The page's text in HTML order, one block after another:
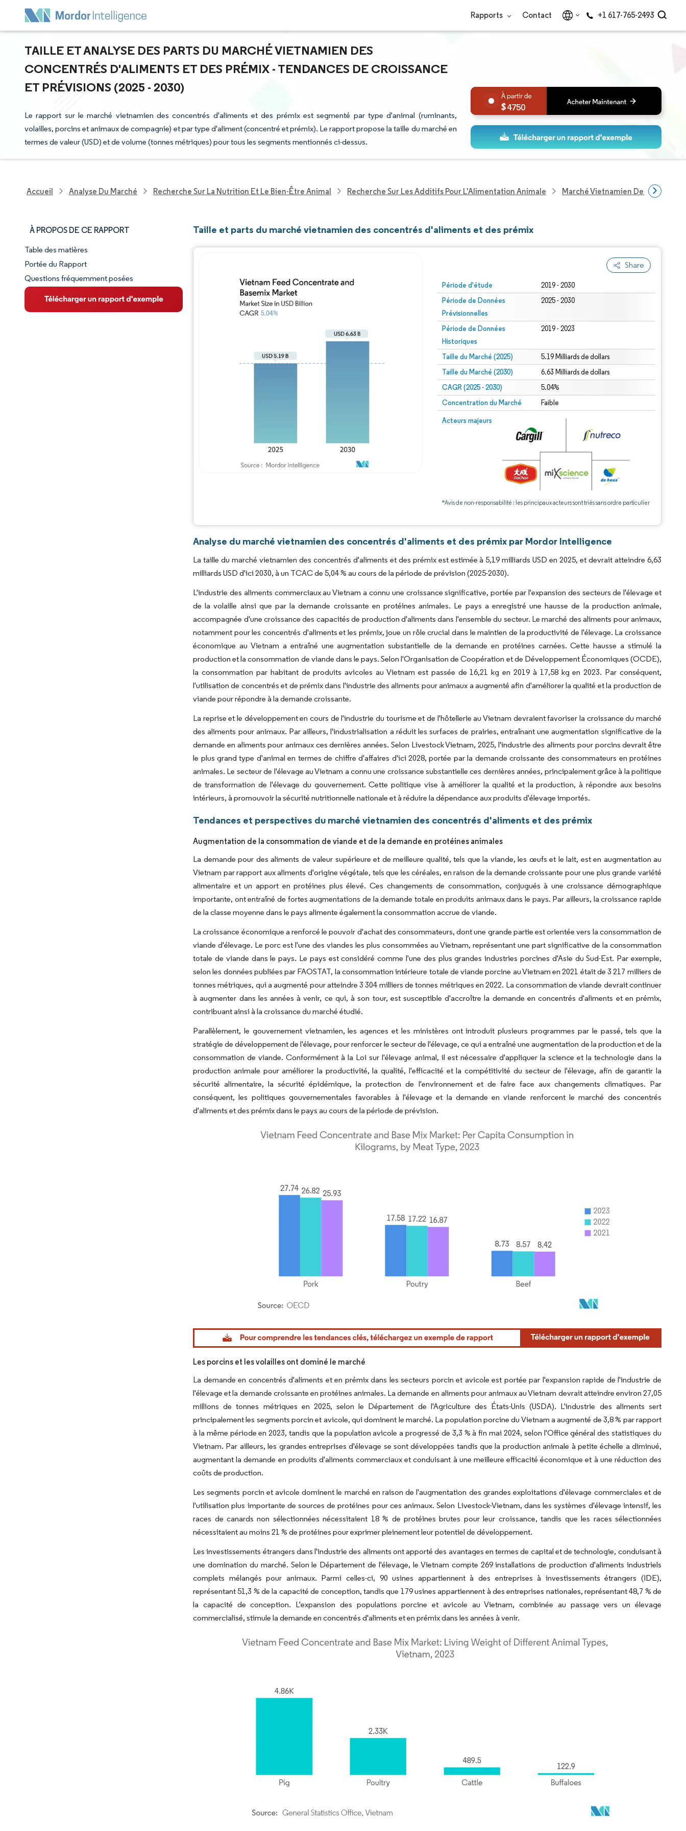
Rapports Contact +1 617-765-2493
TAILLE ET ANALYSE DES PARTS DU MARCHÉ VIETNAMIEN DES
CONCENTRÉS D'ALIMENTS ET DES PRÉMIX - TENDANCES DE CROISSANCE
ET PRÉVISIONS (2025 - 2030)
Le rapport sur le marché vietnamien des concentrés d'aliments et des prémix est segmenté par type d'animal (ruminants,
volailles, porcins et animaux de compagnie) et par type d'aliment (concentré et prémix). Le rapport propose la taille du marché en
termes de valeur (USD) et de volume (tonnes métriques) pour tous les segments mentionnés ci-dessus.
4750
Accueil Analyse Du Marché Recherche Sur La Nutrition Et Le Bien-Être Animal Recherche Sur Les Additifs Pour L'Alimentation Animale Marché Vietnamien Des
À PROPOS DE CE RAPPORT
Aperçu du marché
VUE D’ENSEMBLE DU MARCHÉ
Principales tendances du marché
Table des matières
Portée du Rapport
Questions fréquemment posées
Taille et parts du marché vietnamien des concentrés d'aliments et des prémix
Share
Période d'étude 2019 - 2030
Période de Données
Prévisionnelles
2025 - 2030
Période de Données
Historiques
2019 - 2023
Taille du Marché (2025) 5.19 Milliards de dollars
Taille du Marché (2030) 6.63 Milliards de dollars
CAGR (2025 - 2030) 5.04%
Concentration du Marché Faible
Acteurs majeurs
*Avis de non-responsabilité : les principaux acteurs sont triés sans ordre particulier
Analyse du marché vietnamien des concentrés d'aliments et des prémix par Mordor Intelligence
La taille du marché vietnamien des concentrés d'aliments et des prémix est estimée à 5,19 milliards USD en 2025, et devrait atteindre 6,63
milliards USD d'ici 2030, à un TCAC de 5,04 % au cours de la période de prévision (2025-2030).
L'industrie des aliments commerciaux au Vietnam a connu une croissance significative, portée par l'expansion des secteurs de l'élevage et
de la volaille ainsi que par la demande croissante en protéines animales. Le pays a enregistré une hausse de la production animale,
accompagnée d'une croissance des capacités de production d'aliments dans l'ensemble du secteur. Le marché des aliments pour animaux,
notamment pour les concentrés d'aliments et les prémix, joue un rôle crucial dans le maintien de la productivité de l'élevage. La croissance
économique au Vietnam a entraîné une augmentation substantielle de la demande en protéines carnées. Cette hausse a stimulé la
production et la consommation de viande dans le pays. Selon l'Organisation de Coopération et de Développement Économiques (OCDE),
la consommation par habitant de produits avicoles au Vietnam est passée de 16,21 kg en 2019 à 17,58 kg en 2023. Par conséquent,
l'utilisation de concentrés et de prémix dans l'industrie des aliments pour animaux a augmenté afin d'améliorer la qualité et la production de
viande pour répondre à la demande croissante.
La reprise et le développement en cours de l'industrie du tourisme et de l'hôtellerie au Vietnam devraient favoriser la croissance du marché
des aliments pour animaux. Par ailleurs, l'industrialisation a réduit les surfaces de prairies, entraînant une augmentation significative de la
demande en aliments pour animaux ces dernières années. Selon Livestock Vietnam, 2025, l'industrie des aliments pour porcins devrait être
le plus grand type d'animal en termes de chiffre d'affaires d'ici 2028, portée par la demande croissante des consommateurs en protéines
animales. Le secteur de l'élevage au Vietnam a connu une croissance substantielle ces dernières années, principalement grâce à la politique
de transformation de l'élevage du gouvernement. Cette politique vise à améliorer la qualité et la production, à répondre aux besoins
intérieurs, à promouvoir la sécurité nutritionnelle nationale et à réduire la dépendance aux produits d'élevage importés.
Tendances et perspectives du marché vietnamien des concentrés d'aliments et des prémix
Augmentation de la consommation de viande et de la demande en protéines animales
La demande pour des aliments de valeur supérieure et de meilleure qualité, tels que la viande, les œufs et le lait, est en augmentation au
Vietnam par rapport aux aliments d'origine végétale, tels que les céréales, en raison de la demande croissante pour une plus grande variété
alimentaire et un apport en protéines plus élevé. Ces changements de consommation, conjugués à une croissance démographique
importante, ont entraîné de fortes augmentations de la demande totale en produits animaux dans le pays. Par ailleurs, la croissance rapide
de la classe moyenne dans le pays alimente également la consommation accrue de viande.
La croissance économique a renforcé le pouvoir d'achat des consommateurs, dont une grande partie est orientée vers la consommation de
viande d'élevage. Le porc est l'une des viandes les plus consommées au Vietnam, représentant une part significative de la consommation
totale de viande dans le pays. Le pays est considéré comme l'une des plus grandes industries porcines d'Asie du Sud-Est. Par exemple,
selon les données publiées par FAOSTAT, la consommation intérieure totale de viande porcine au Vietnam en 2021 était de 3 217 milliers de
tonnes métriques, qui a augmenté pour atteindre 3 304 milliers de tonnes métriques en 2022. La consommation de viande devrait continuer
à augmenter dans les années à venir, ce qui, à son tour, est susceptible d'accroître la demande en concentrés d'aliments et en prémix,
contribuant ainsi à la croissance du marché étudié.
Parallèlement, le gouvernement vietnamien, les agences et les ministères ont introduit plusieurs programmes par le passé, tels que la
stratégie de développement de l'élevage, pour renforcer le secteur de l'élevage, ce qui a entraîné une augmentation de la production et de la
consommation de viande. Conformément à la Loi sur l'élevage animal, il est nécessaire d'appliquer la science et la technologie dans la
production animale pour améliorer la productivité, la qualité, l'efficacité et la compétitivité du secteur de l'élevage, afin de garantir la
sécurité alimentaire, la sécurité épidémique, la protection de l'environnement et de faire face aux changements climatiques. Par
conséquent, les politiques gouvernementales favorables à l'élevage et la demande en viande renforcent le marché des concentrés
d'aliments et des prémix dans le pays au cours de la période de prévision.
Image © Mordor Intelligence. La réutilisation nécessite une attribution sous CC BY 4.0.
Les porcins et les volailles ont dominé le marché
La demande en concentrés d'aliments et en prémix dans les secteurs porcin et avicole est portée par l'expansion rapide de l'industrie de
l'élevage et la demande croissante en protéines animales. La demande en aliments pour animaux au Vietnam devrait atteindre environ 27,05
millions de tonnes métriques en 2025, selon le Département de l'Agriculture des États-Unis (USDA). L'industrie des aliments sert
principalement les segments porcin et avicole, qui dominent le marché. La population porcine du Vietnam a augmenté de 3,8 % par rapport
à la même période en 2023, tandis que la population avicole a progressé de 3,3 % à fin mai 2024, selon l'Office général des statistiques du
Vietnam. Par ailleurs, les grandes entreprises d'élevage se sont développées tandis que la production animale à petite échelle a diminué,
augmentant la demande en produits d'aliments commerciaux et conduisant à une meilleure efficacité économique et à une réduction des
coûts de production.
Les segments porcin et avicole dominent le marché en raison de l'augmentation des grandes exploitations d'élevage commerciales et de
l'utilisation plus importante de sources de protéines pour ces animaux. Selon Livestock-Vietnam, dans les systèmes d'élevage intensif, les
races de canards non sélectionnées nécessitaient 18 % de protéines brutes pour leur croissance, tandis que les races sélectionnées
nécessitaient au moins 21 % de protéines pour exprimer pleinement leur potentiel de développement.
Les investissements étrangers dans l'industrie des aliments ont apporté des avantages en termes de capital et de technologie, conduisant à
une domination du marché. Selon le Département de l'élevage, le Vietnam compte 269 installations de production d'aliments industriels
complets mélangés pour animaux. Parmi celles-ci, 90 usines appartiennent à des entreprises à investissements étrangers (IDE),
représentant 51,3 % de la capacité de conception, tandis que 179 usines appartiennent à des entreprises nationales, représentant 48,7 % de
la capacité de conception. L'expansion des populations porcine et avicole au Vietnam, combinée au passage vers un élevage
commercialisé, stimule la demande en concentrés d'aliments et en prémix dans les années à venir.